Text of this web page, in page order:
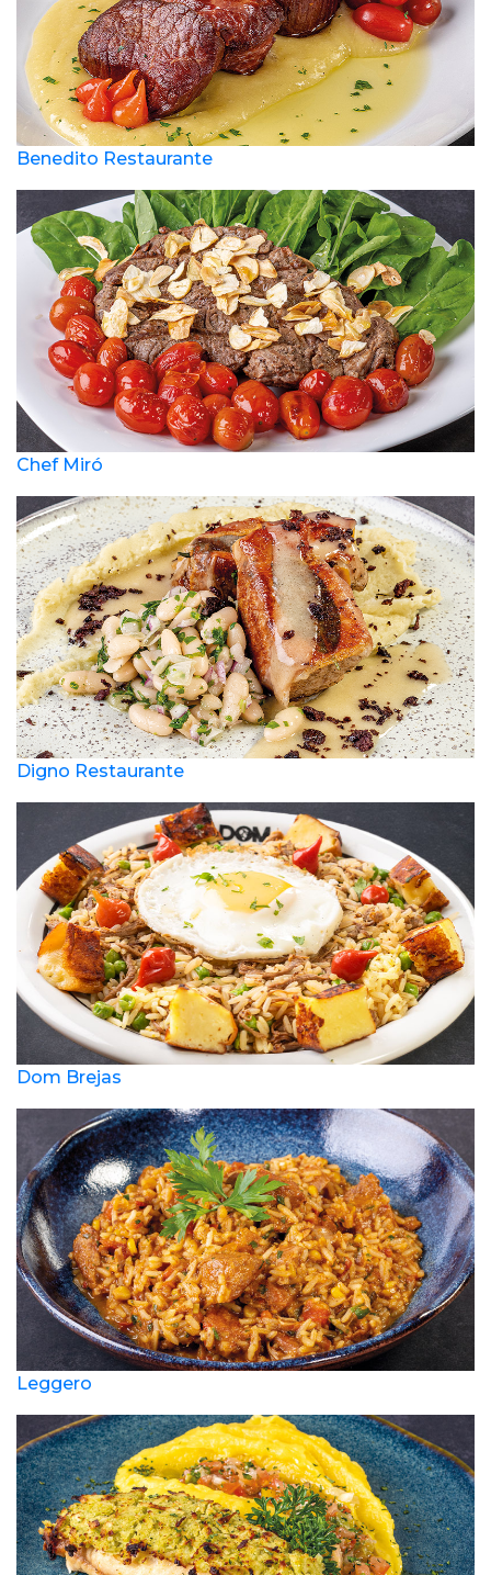
Benedito Restaurante
Chef Miró
Digno Restaurante
Dom Brejas
Leggero